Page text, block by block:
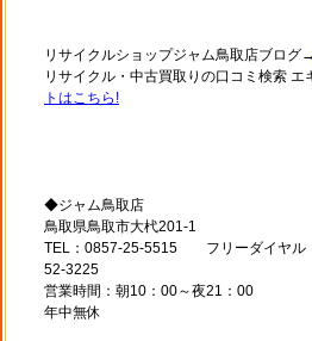
リサイクルショップジャム鳥取店ブログ→
リサイクル・中古買取りの口コミ検索
トはこちら!
◆ジャム鳥取店
鳥取県鳥取市大杙201-1
TEL：0857-25-5515 フリーダイヤル
52-3225
営業時間：朝10：00～夜21：00
年中無休